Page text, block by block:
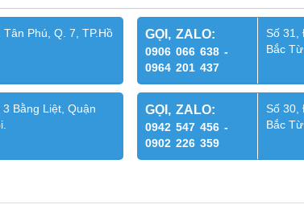
Phú, Q. 7, TP.Hồ
GỌI, ZALO:
0906 066 638 -
0964 201 437
Số 31,
Bắc
Bằng Liệt, Quận
GỌI, ZALO:
0942 547 456 -
0902 226 359
Số 30,
Bắc